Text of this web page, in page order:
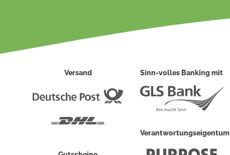
Versand
Deutsche
Sinn-volles Banking mit
Verantwortungseigentum